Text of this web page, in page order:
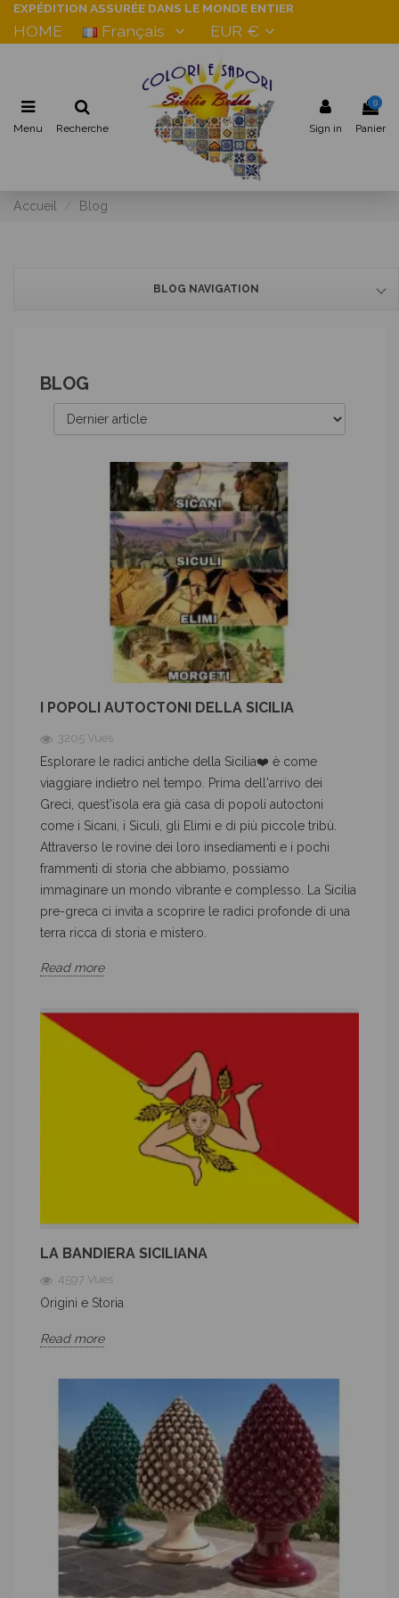
EXPÉDITION ASSURÉE DANS LE MONDE ENTIER
HOME Français EUR €
Menu Recherche Sign in
0
Panier
Accueil Blog
BLOG NAVIGATION
BLOG
I POPOLI AUTOCTONI DELLA SICILIA
3205 Vues
Esplorare le radici antiche della Sicilia❤️ è come
viaggiare indietro nel tempo. Prima dell'arrivo dei
Greci, quest'isola era già casa di popoli autoctoni
come i Sicani, i Siculi, gli Elimi e di più piccole tribù.
Attraverso le rovine dei loro insediamenti e i pochi
frammenti di storia che abbiamo, possiamo
immaginare un mondo vibrante e complesso. La Sicilia
pre-greca ci invita a scoprire le radici profonde di una
terra ricca di storia e mistero.
Read more
LA BANDIERA SICILIANA
4597 Vues
Origini e Storia
Read more